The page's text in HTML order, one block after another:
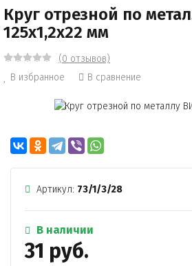
Круг отрезной по
125х1,2х22 мм
(0 отзывов)
В избранное
В сравнение
Артикул: 73/1/3/28
В наличии
31 руб.